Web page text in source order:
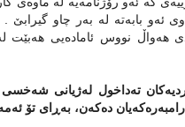
ئه‌و بابه‌ته‌ له‌ به‌ر چاو
هه‌واڵ نووس ئاماده‌یی
تەداخول لەژیانى
دەكەن، بەڕاى تۆ